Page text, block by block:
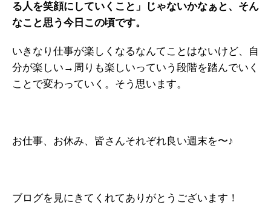
る人を笑顔にしていくこと」じゃないかなぁと、そん
なこと思う今日この頃です。
いきなり仕事が楽しくなるなんてことはないけど、自
分が楽しい→周りも楽しいっていう段階を踏んでいく
ことで変わっていく。そう思います。
お仕事、お休み、皆さんそれぞれ良い週末を〜♪
ブログを見にきてくれてありがとうございます！